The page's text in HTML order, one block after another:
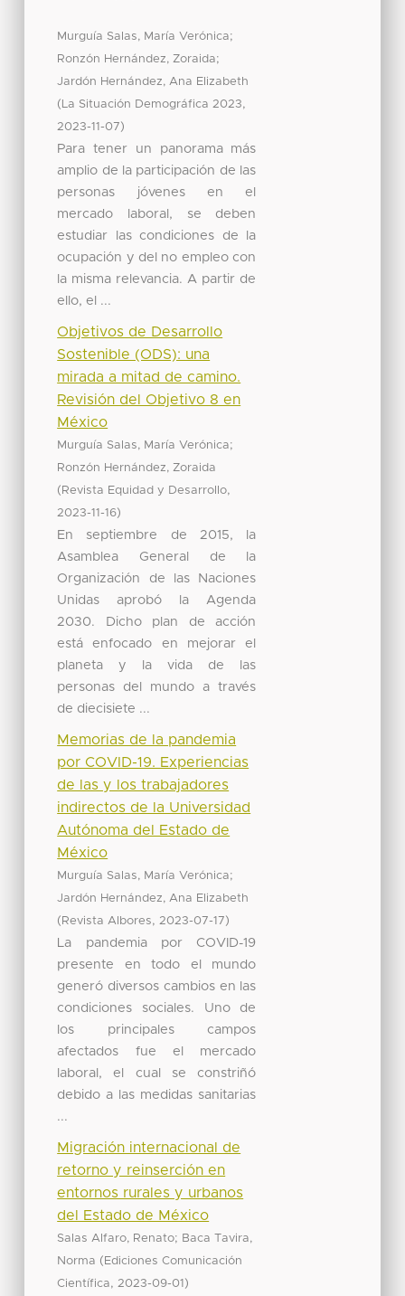
Murguía Salas, María Verónica;
Ronzón Hernández, Zoraida;
Jardón Hernández, Ana Elizabeth
( La Situación Demográfica 2023,
2023-11-07)
Para tener un panorama más
amplio de la participación de las
personas jóvenes en el
mercado laboral, se deben
estudiar las condiciones de la
ocupación y del no empleo con
la misma relevancia. A partir de
ello, el ...
Objetivos de Desarrollo
Sostenible (ODS): una
mirada a mitad de camino.
Revisión del Objetivo 8 en
México
Murguía Salas, María Verónica;
Ronzón Hernández, Zoraida
( Revista Equidad y Desarrollo,
2023-11-16)
En septiembre de 2015, la
Asamblea General de la
Organización de las Naciones
Unidas aprobó la Agenda
2030. Dicho plan de acción
está enfocado en mejorar el
planeta y la vida de las
personas del mundo a través
de diecisiete ...
Memorias de la pandemia
por COVID-19. Experiencias
de las y los trabajadores
indirectos de la Universidad
Autónoma del Estado de
México
Murguía Salas, María Verónica;
Jardón Hernández, Ana Elizabeth
( Revista Albores, 2023-07-17)
La pandemia por COVID-19
presente en todo el mundo
generó diversos cambios en las
condiciones sociales. Uno de
los principales campos
afectados fue el mercado
laboral, el cual se constriñó
debido a las medidas sanitarias
...
Migración internacional de
retorno y reinserción en
entornos rurales y urbanos
del Estado de México
Salas Alfaro, Renato; Baca Tavira,
Norma ( Ediciones Comunicación
Científica, 2023-09-01 )